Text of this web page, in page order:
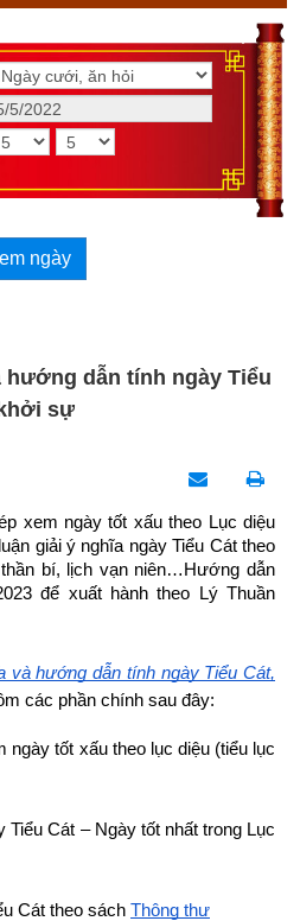
ngày
hướng dẫn tính ngày Tiểu
sự
xem ngày tốt xấu theo Lục diệu
giải ý nghĩa ngày Tiểu Cát theo
bí, lịch vạn niên…Hướng dẫn
để xuất hành theo Lý Thuần
và hướng dẫn tính ngày Tiểu Cát,
các phần chính sau đây:
ngày tốt xấu theo lục diệu (tiểu lục
Tiểu Cát – Ngày tốt nhất trong Lục
Cát theo sách Thông thư